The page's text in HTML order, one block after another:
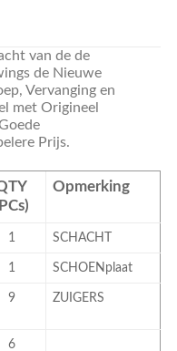
van de de
de Nieuwe
Vervanging en
met Origineel
Prijs.
Opmerking
1 SCHACHT
1 SCHOENplaat
9 ZUIGERS
6